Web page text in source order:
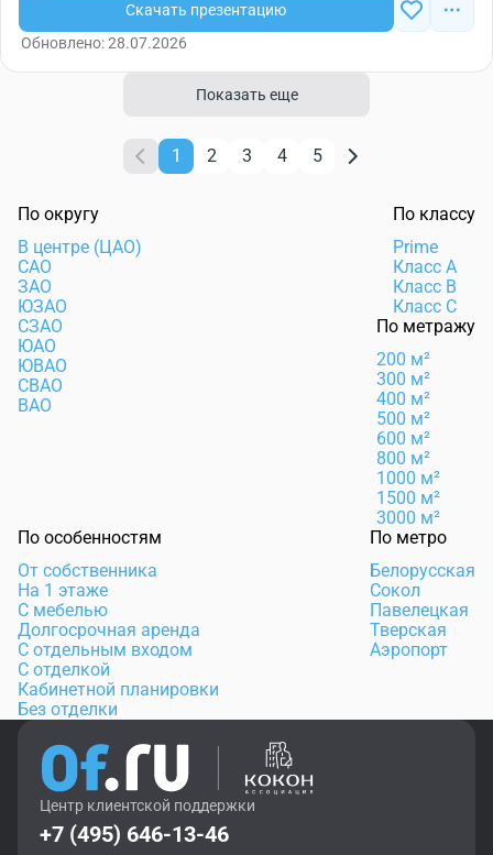
Скачать презентацию
Обновлено: 28.07.2026
Показать еще
1 2 3 4 5
По округу
В центре (ЦАО)
САО
ЗАО
ЮЗАО
СЗАО
ЮАО
ЮВАО
СВАО
ВАО
По классу
Prime
Класс А
Класс B
Класс C
По метражу
200 м²
300 м²
400 м²
500 м²
600 м²
800 м²
1000 м²
1500 м²
3000 м²
По особенностям
От собственника
На 1 этаже
С мебелью
Долгосрочная аренда
С отдельным входом
С отделкой
Кабинетной планировки
Без отделки
По метро
Белорусская
Сокол
Павелецкая
Тверская
Аэропорт
Центр клиентской поддержки
+7 (495) 646-13-46